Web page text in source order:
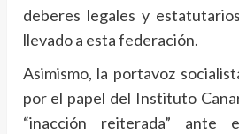
deberes legales y
llevado a esta federación.
Asimismo, la portavoz
por el papel del Instituto
“inacción reiterada” ante